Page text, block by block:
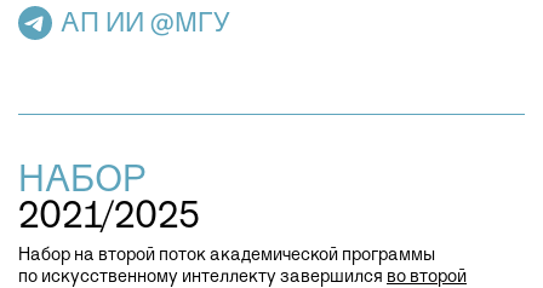
АП ИИ @МГУ
НАБОР
2021/2025
Набор на второй поток академической программы
по искусственному интеллекту завершился во второй